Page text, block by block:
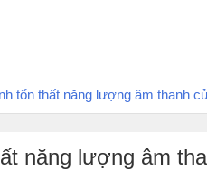
tổn thất năng lượng âm thanh
năng lượng âm